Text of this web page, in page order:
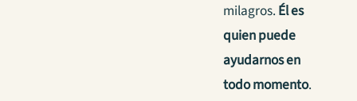
milagros. Él es
quien puede
ayudarnos en
todo momento.